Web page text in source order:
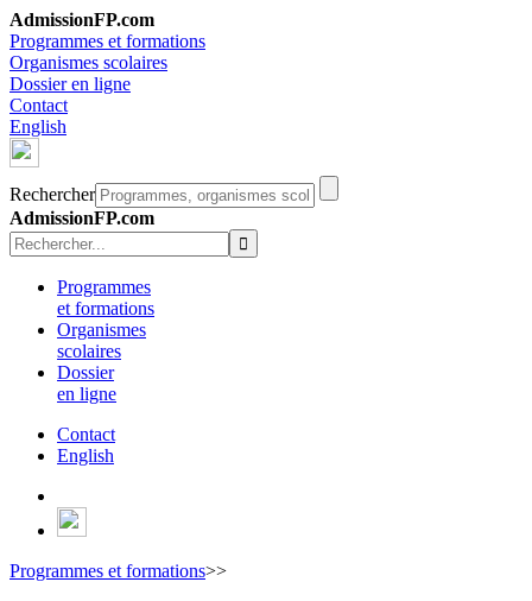
AdmissionFP.com
Programmes et formations
Organismes scolaires
Dossier en ligne
Contact
English
Rechercher
AdmissionFP.com
Programmes
et formations
Organismes
scolaires
Dossier
en ligne
Contact
English
Programmes et formations>>